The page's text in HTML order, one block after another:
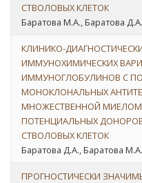
СТВОЛОВЫХ КЛЕТОК
Баратова М.А., Баратова
КЛИНИКО-
ИММУНОХИМИЧЕСКИХ
ИММУНОГЛОБУЛИНОВ С
МОНОКЛОНАЛЬНЫХ
МНОЖЕСТВЕННОЙ
ПОТЕНЦИАЛЬНЫХ
СТВОЛОВЫХ КЛЕТОК
Баратова Д.А., Баратова
ПРОГНОСТИЧЕСКИ